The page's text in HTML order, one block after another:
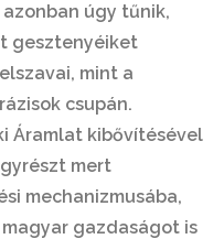
úgy tűnik,
gesztenyéiket
mint a
csupán.
Áramlat kibővítésével
mert
mechanizmusába,
gazdaságot is